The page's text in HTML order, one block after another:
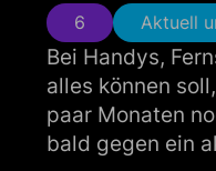
6 Aktuell
Bei Handys,
alles können
paar Monaten
bald gegen ein